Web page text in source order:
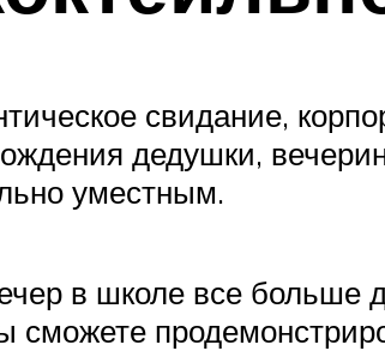
свидание,
дедушки,
уместным.
в школе все больше